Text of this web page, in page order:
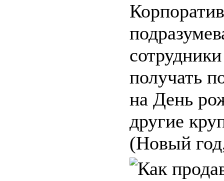
получать
на День
другие
(Новый